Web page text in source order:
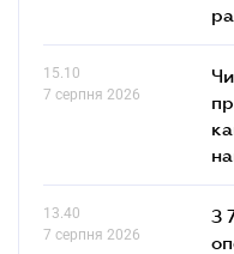
15.10
7 серпня 2026
13.40
7 серпня 2026
З